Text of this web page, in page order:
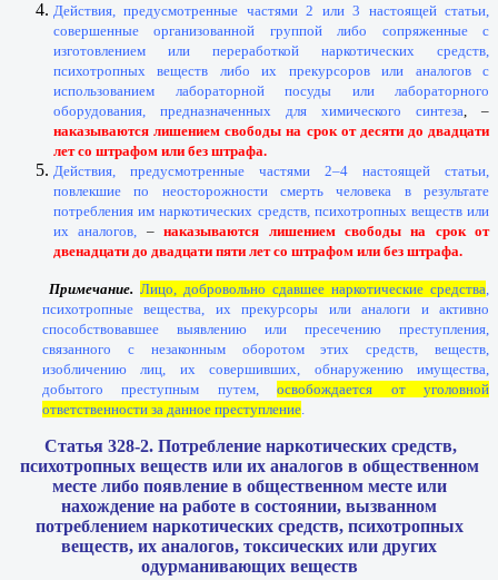
Действия, предусмотренные частями 2 или 3 настоящей статьи,
совершенные организованной группой либо сопряженные с
изготовлением или переработкой наркотических средств,
психотропных веществ либо их прекурсоров или аналогов с
использованием лабораторной посуды или лабораторного
оборудования, предназначенных для химического синтеза , –
наказываются лишением свободы на срок от десяти до двадцати
лет со штрафом или без штрафа.
Действия, предусмотренные частями 2–4 настоящей статьи,
повлекшие по неосторожности смерть человека в результате
потребления им наркотических средств, психотропных веществ или
их аналогов,
–наказываются лишением свободы на срок от
двенадцати до двадцати пяти лет со штрафом или без штрафа.
Примечание. Лицо, добровольно сдавшее наркотические средства
психотропные вещества, их прекурсоры или аналоги и активно
способствовавшее выявлению или пресечению преступления,
связанного с незаконным оборотом этих средств, веществ,
изобличению лиц, их совершивших, обнаружению имущества,
добытого преступным путем,освобождается от уголовной
ответственности за данное преступление
Статья 328-2. Потребление наркотических средств,
психотропных веществ или их аналогов в общественном
месте либо появление в общественном месте или
нахождение на работе в состоянии, вызванном
потреблением наркотических средств, психотропных
веществ, их аналогов, токсических или других
одурманивающих веществ